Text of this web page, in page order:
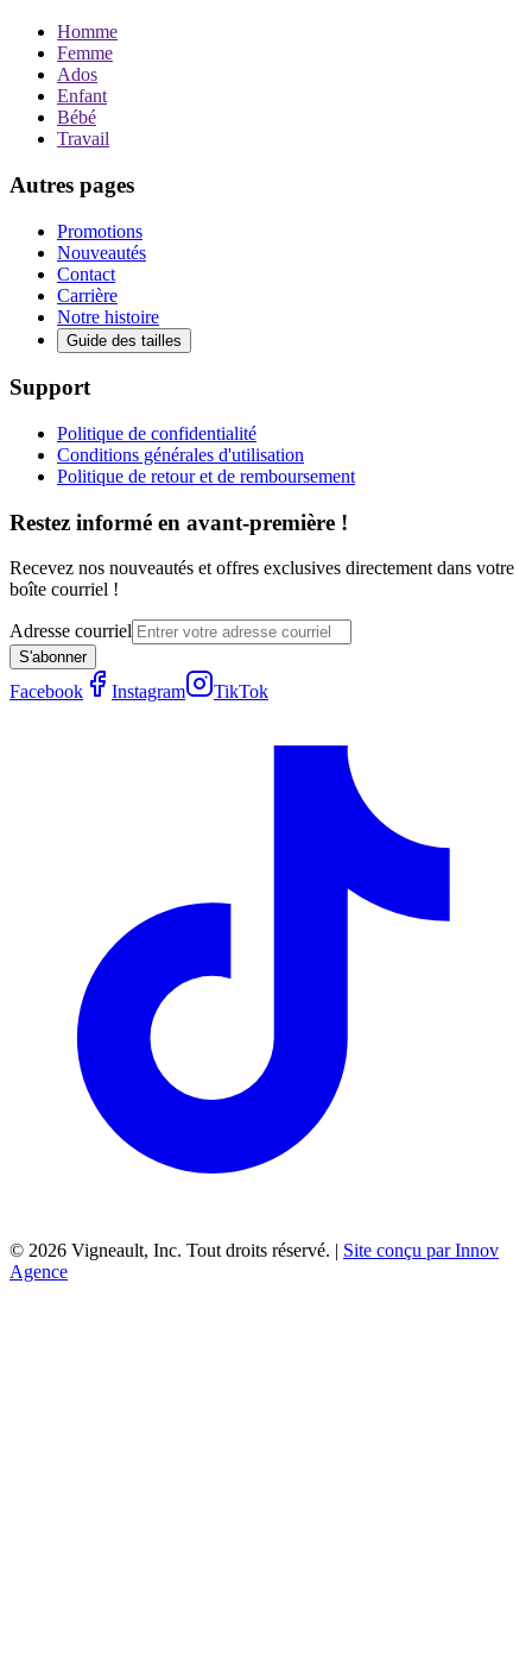
Homme
Femme
Ados
Enfant
Bébé
Travail
Autres pages
Promotions
Nouveautés
Contact
Carrière
Notre histoire
Guide des tailles
Support
Politique de confidentialité
Conditions générales d'utilisation
Politique de retour et de remboursement
Restez informé en avant-première !
Recevez nos nouveautés et offres exclusives directement dans votre
boîte courriel !
Adresse courriel
S'abonner
Facebook Instagram TikTok
© 2026 Vigneault, Inc. Tout droits réservé. | Site conçu par Innov
Agence